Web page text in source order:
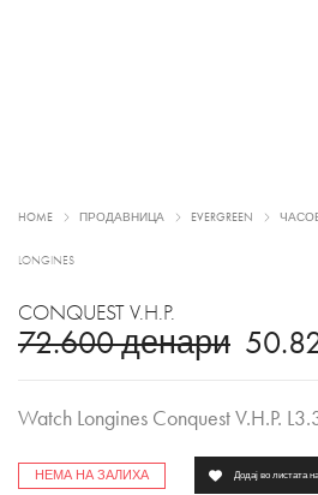
HOME ПРОДАВНИЦА EVERGREEN
LONGINES
CONQUEST V.H.P.
72.600денари
Watch Longines Conquest V.H.P.
НЕМА НА ЗАЛИХА Додај во листата